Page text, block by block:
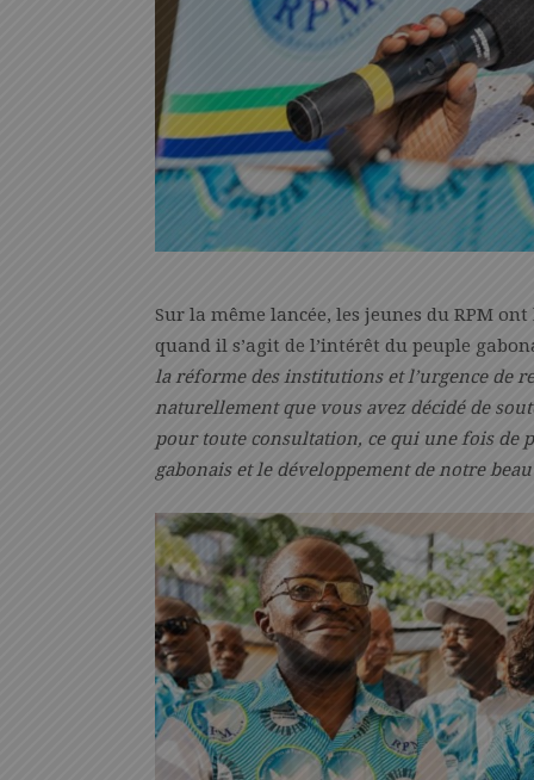
Sur la même lancée, les jeunes du RPM
quand il s’agit de l’intérêt du peuple
la réforme des institutions et l’urgence de
naturellement que vous avez décidé de
pour toute consultation, ce qui une fois de
gabonais et le développement de notre beau